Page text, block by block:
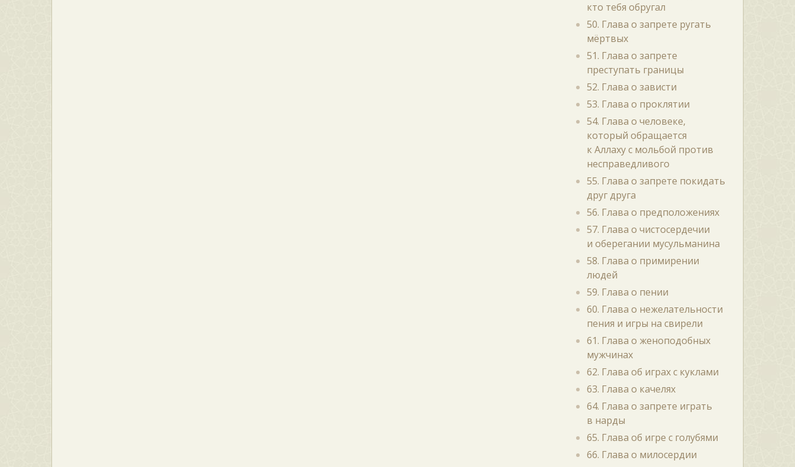
кто тебя обругал
50. Глава о запрете ругать
мёртвых
51. Глава о запрете
преступать границы
52. Глава о зависти
53. Глава о проклятии
54. Глава о человеке,
который обращается
к Аллаху с мольбой против
несправедливого
55. Глава о запрете покидать
друг друга
56. Глава о предположениях
57. Глава о чистосердечии
и оберегании мусульманина
58. Глава о примирении
людей
59. Глава о пении
60. Глава о нежелательности
пения и игры на свирели
61. Глава о женоподобных
мужчинах
62. Глава об играх с куклами
63. Глава о качелях
64. Глава о запрете играть
в нарды
65. Глава об игре с голубями
66. Глава о милосердии